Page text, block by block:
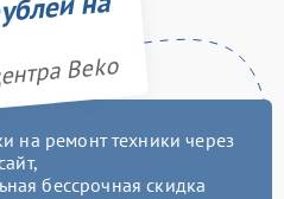
на
Beko
на ремонт техники через
бессрочная скидка